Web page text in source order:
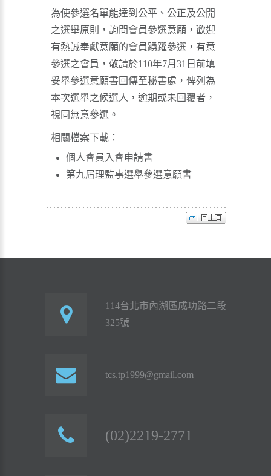
為使參選名單能達到公平、公正及公開
之選舉原則，詢問會員參選意願，歡迎
有熱誠奉獻意願的會員踴躍參選，有意
參選之會員，敬請於110年7月31日前填
妥舉參選意願書回傳至秘書處，俾列為
本次選舉之候選人，逾期或未回覆者，
視同無意參選。
相關檔案下載：
個人會員入會申請書
第九屆理監事選舉參選意願書
114台北市內湖區成功路二段
325號
tcs.tp1999@gmail.com
(02)2219-2771